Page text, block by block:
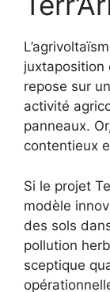
juxtaposition
repose sur
activité
panneaux.
contentieux
Si le projet
modèle
des sols
pollution
sceptique